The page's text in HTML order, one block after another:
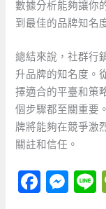
數據分析能夠讓你
到最佳的品牌知名
總結來說，社群行
升品牌的知名度。
擇適合的平臺和策
個步驟都至關重要
牌將能夠在競爭激
關註和信任。
F
a
M